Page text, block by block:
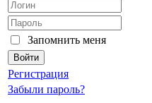
Запомнить меня
Регистрация
Забыли пароль?